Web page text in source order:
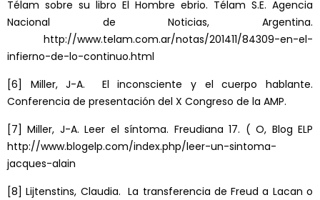
Télam sobre su libro El Hombre ebrio. Télam S.E. Agencia
Nacional de Noticias, Argentina.
http://www.telam.com.ar/notas/201411/84309-en-el-
infierno-de-lo-continuo.html
[6]
Miller, J-A. El inconsciente y el cuerpo hablante.
Conferencia de presentación del X Congreso de la AMP.
[7] Miller, J-A. Leer el síntoma. Freudiana 17. ( O, Blog ELP
http://www.blogelp.com/index.php/leer-un-sintoma-
jacques-alain
[8] Lijtenstins, Claudia. La transferencia de Freud a Lacan o